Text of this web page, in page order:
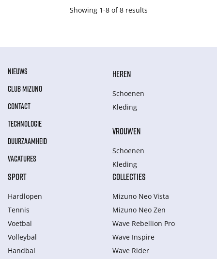
Showing 1-8 of 8 results
NIEUWS
CLUB MIZUNO
CONTACT
TECHNOLOGIE
DUURZAAMHEID
VACATURES
HEREN
Schoenen
Kleding
VROUWEN
Schoenen
Kleding
SPORT
Hardlopen
Tennis
Voetbal
Volleybal
Handbal
COLLECTIES
Mizuno Neo Vista
Mizuno Neo Zen
Wave Rebellion Pro
Wave Inspire
Wave Rider